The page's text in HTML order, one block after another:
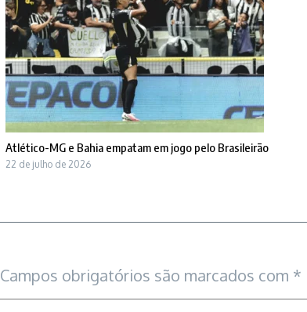
Atlético-MG e Bahia empatam em jogo pelo Brasileirão
22 de julho de 2026
Campos obrigatórios são marcados com *